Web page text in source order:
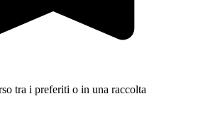
tra i preferiti o in una raccolta